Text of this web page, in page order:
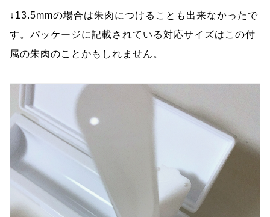
↓13.5mmの場合は朱肉につけることも出来なかったで
す。パッケージに記載されている対応サイズはこの付
属の朱肉のことかもしれません。